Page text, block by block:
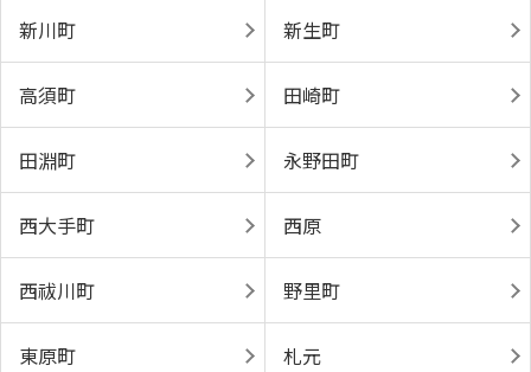
新川町 新生町
高須町 田崎町
田淵町 永野田町
西大手町 西原
西祓川町 野里町
東原町 札元